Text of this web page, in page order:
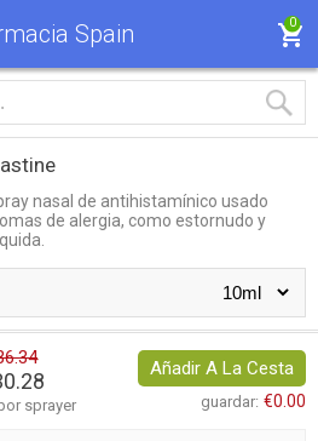
Spain 0
nasal de antihistamínico usado
de alergia, como estornudo y
sprayer
Añadir A La Cesta
guardar: €0.00